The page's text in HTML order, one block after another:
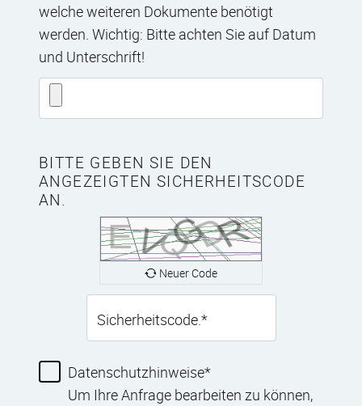
welche weiteren Dokumente benötigt
werden. Wichtig: Bitte achten Sie auf Datum
und Unterschrift!
BITTE GEBEN SIE DEN
ANGEZEIGTEN SICHERHEITSCODE
AN.
Neuer Code
Sicherheitscode.*
Datenschutzhinweise
Um Ihre Anfrage bearbeiten zu können,